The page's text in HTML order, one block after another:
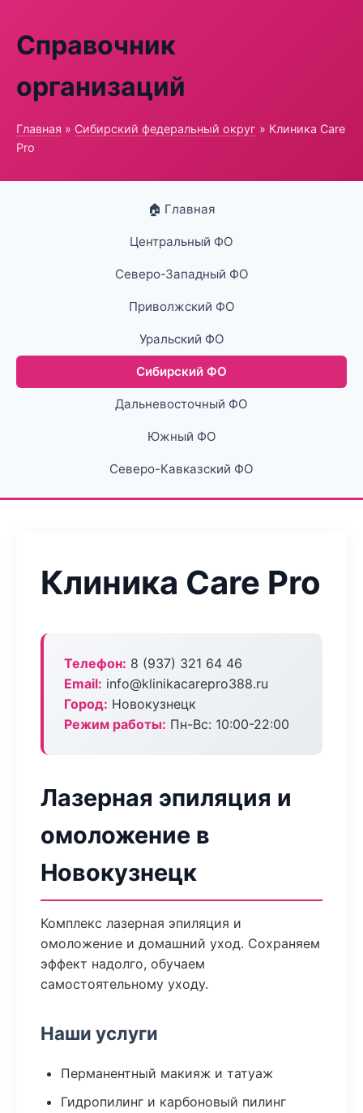
Справочник
организаций
Главная » Сибирский федеральный округ » Клиника Care
Pro
🏠 Главная
Центральный ФО
Северо-Западный ФО
Приволжский ФО
Уральский ФО
Сибирский ФО
Дальневосточный ФО
Южный ФО
Северо-Кавказский ФО
Клиника Care Pro
Телефон: 8 (937) 321 64 46
Email: info@klinikacarepro388.ru
Город: Новокузнецк
Режим работы: Пн-Вс: 10:00-22:00
Лазерная эпиляция и
омоложение в
Новокузнецк
Комплекс лазерная эпиляция и
омоложение и домашний уход. Сохраняем
эффект надолго, обучаем
самостоятельному уходу.
Наши услуги
Перманентный макияж и татуаж
Гидропилинг и карбоновый пилинг